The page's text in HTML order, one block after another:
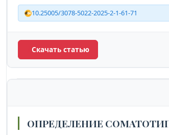
10.25005/3078-5022-2025-2-1-61-71
Скачать статью
ОПРЕДЕЛЕНИЕ